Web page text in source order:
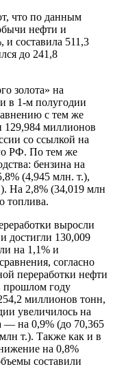
что по данным
нефти и
и составила 511,3
до 241,8
золота» на
в 1-м полугодии
с тем же
129,984 миллионов
со ссылкой на
РФ. По тем же
бензина на
(4,945 млн. т.),
На 2,8% (34,019 млн
топлива.
выросли
достигли 130,009
на 1,1% и
согласно
переработки нефти
прошлом году
миллионов тонн,
увеличилось на
— на 0,9% (до 70,365
т.). Также как и в
на 0,8%
составили